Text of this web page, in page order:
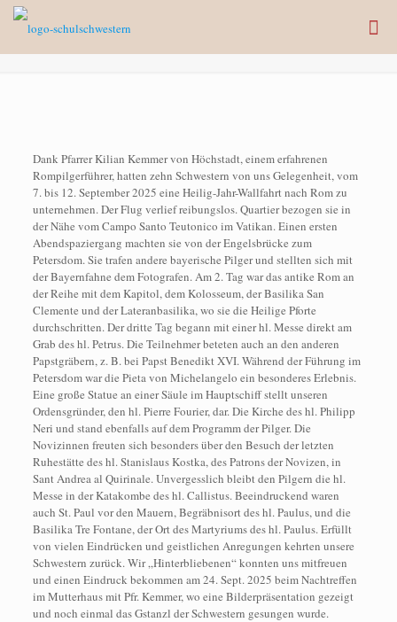
Dank Pfarrer Kilian Kemmer von Höchstadt, einem erfahrenen
Rompilgerführer, hatten zehn Schwestern von uns Gelegenheit, vom
7. bis 12. September 2025 eine Heilig-Jahr-Wallfahrt nach Rom zu
unternehmen. Der Flug verlief reibungslos. Quartier bezogen sie in
der Nähe vom Campo Santo Teutonico im Vatikan. Einen ersten
Abendspaziergang machten sie von der Engelsbrücke zum
Petersdom. Sie trafen andere bayerische Pilger und stellten sich mit
der Bayernfahne dem Fotografen. Am 2. Tag war das antike Rom an
der Reihe mit dem Kapitol, dem Kolosseum, der Basilika San
Clemente und der Lateranbasilika, wo sie die Heilige Pforte
durchschritten. Der dritte Tag begann mit einer hl. Messe direkt am
Grab des hl. Petrus. Die Teilnehmer beteten auch an den anderen
Papstgräbern, z. B. bei Papst Benedikt XVI. Während der Führung im
Petersdom war die Pieta von Michelangelo ein besonderes Erlebnis.
Eine große Statue an einer Säule im Hauptschiff stellt unseren
Ordensgründer, den hl. Pierre Fourier, dar. Die Kirche des hl. Philipp
Neri und stand ebenfalls auf dem Programm der Pilger. Die
Novizinnen freuten sich besonders über den Besuch der letzten
Ruhestätte des hl. Stanislaus Kostka, des Patrons der Novizen, in
Sant Andrea al Quirinale. Unvergesslich bleibt den Pilgern die hl.
Messe in der Katakombe des hl. Callistus. Beeindruckend waren
auch St. Paul vor den Mauern, Begräbnisort des hl. Paulus, und die
Basilika Tre Fontane, der Ort des Martyriums des hl. Paulus. Erfüllt
von vielen Eindrücken und geistlichen Anregungen kehrten unsere
Schwestern zurück. Wir „Hinterbliebenen“ konnten uns mitfreuen
und einen Eindruck bekommen am 24. Sept. 2025 beim Nachtreffen
im Mutterhaus mit Pfr. Kemmer, wo eine Bilderpräsentation gezeigt
und noch einmal das Gstanzl der Schwestern gesungen wurde.